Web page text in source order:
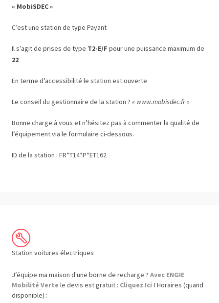
« MobiSDEC »
C’est une station de type Payant
Il s’agit de prises de type T2-E/F pour une puissance maximum de
22
En terme d’accessibilité le station est ouverte
Le conseil du gestionnaire de la station ? « www.mobisdec.fr »
Bonne charge à vous et n’hésitez pas à commenter la qualité de
l’équipement via le formulaire ci-dessous.
ID de la station : FR*T14*P*ET162
Station voitures électriques
J’équipe ma maison d'une borne de recharge ? Avec ENGIE
Mobilité Verte le devis est gratuit : Cliquez Ici ! Horaires (quand
disponible) :